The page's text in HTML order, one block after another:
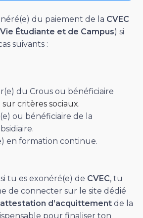
du paiement de la CVEC
Étudiante et de Campus) si
suivants :
du Crous ou bénéficiaire
critères sociaux.
ou bénéficiaire de la
en formation continue.
tu es exonéré(e) de CVEC, tu
de connecter sur le site dédié
attestation d’acquittement de la
pour finaliser ton